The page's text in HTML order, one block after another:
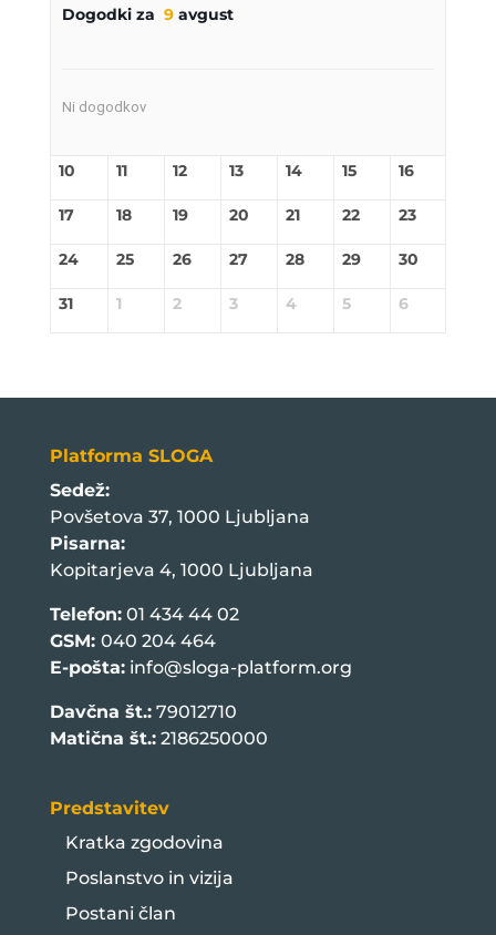
Dogodki za 9avgust
Ni dogodkov
10 11 12 13 14 15 16
17 18 19 20 21 22 23
24 25 26 27 28 29 30
31 1 2 3 4 5 6
Platforma SLOGA
Sedež:
Povšetova 37, 1000 Ljubljana
Pisarna:
Kopitarjeva 4, 1000 Ljubljana
Telefon:01 434 44 02
GSM: 040 204 464
E-pošta: info@sloga-platform.org
Davčna št.:79012710
Matična št.:2186250000
Predstavitev
Kratka zgodovina
Poslanstvo in vizija
Postani član